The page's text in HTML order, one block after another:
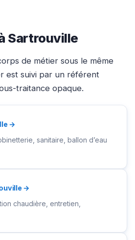
Sartrouville
de métier sous le même
est suivi par un référent
traitance opaque.
→
sanitaire, ballon d’eau
→
chaudière, entretien,